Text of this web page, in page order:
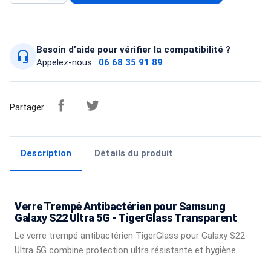
headset_mic
Besoin d’aide pour vérifier la compatibilité ?
Appelez-nous : 06 68 35 91 89
Partager
Description Détails du produit
Verre Trempé Antibactérien pour Samsung
Galaxy S22 Ultra 5G - TigerGlass Transparent
Le verre trempé antibactérien TigerGlass pour Galaxy S22
Ultra 5G combine protection ultra résistante et hygiène